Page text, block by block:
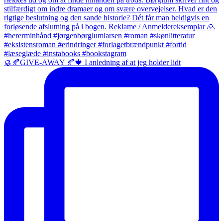
🥮🍂GIVE-AWAY 🍂🍁 I anledning af at jeg holder lidt